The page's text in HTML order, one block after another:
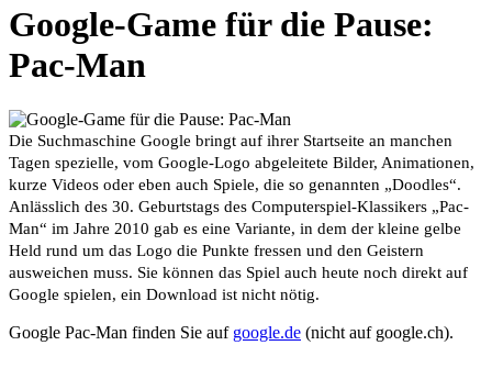
Google-Game für die Pause:
Pac-Man
Die Suchmaschine Google bringt auf ihrer Startseite an manchen
Tagen spezielle, vom Google-Logo abgeleitete Bilder, Animationen,
kurze Videos oder eben auch Spiele, die so genannten „Doodles“.
Anlässlich des 30. Geburtstags des Computerspiel-Klassikers „Pac-
Man“ im Jahre 2010 gab es eine Variante, in dem der kleine gelbe
Held rund um das Logo die Punkte fressen und den Geistern
ausweichen muss. Sie können das Spiel auch heute noch direkt auf
Google spielen, ein Download ist nicht nötig.
Google Pac-Man finden Sie auf google.de (nicht auf google.ch).